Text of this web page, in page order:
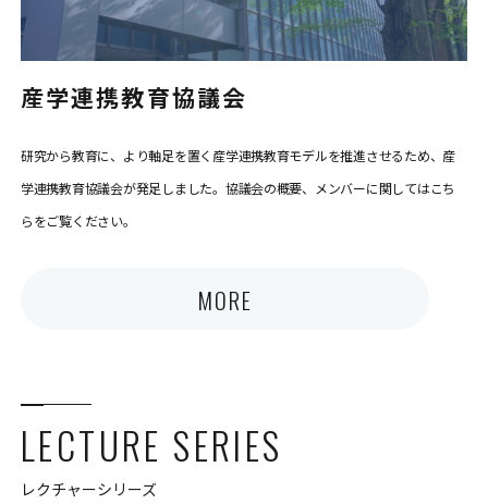
産学連携教育協議会
研究から教育に、より軸足を置く産学連携教育モデルを推進させるため、産
学連携教育協議会が発足しました。協議会の概要、メンバーに関してはこち
らをご覧ください。
MORE
LECTURE SERIES
レクチャーシリーズ